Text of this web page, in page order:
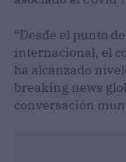
“Desde el punto
internacional, el
ha alcanzado
breaking news
conversación